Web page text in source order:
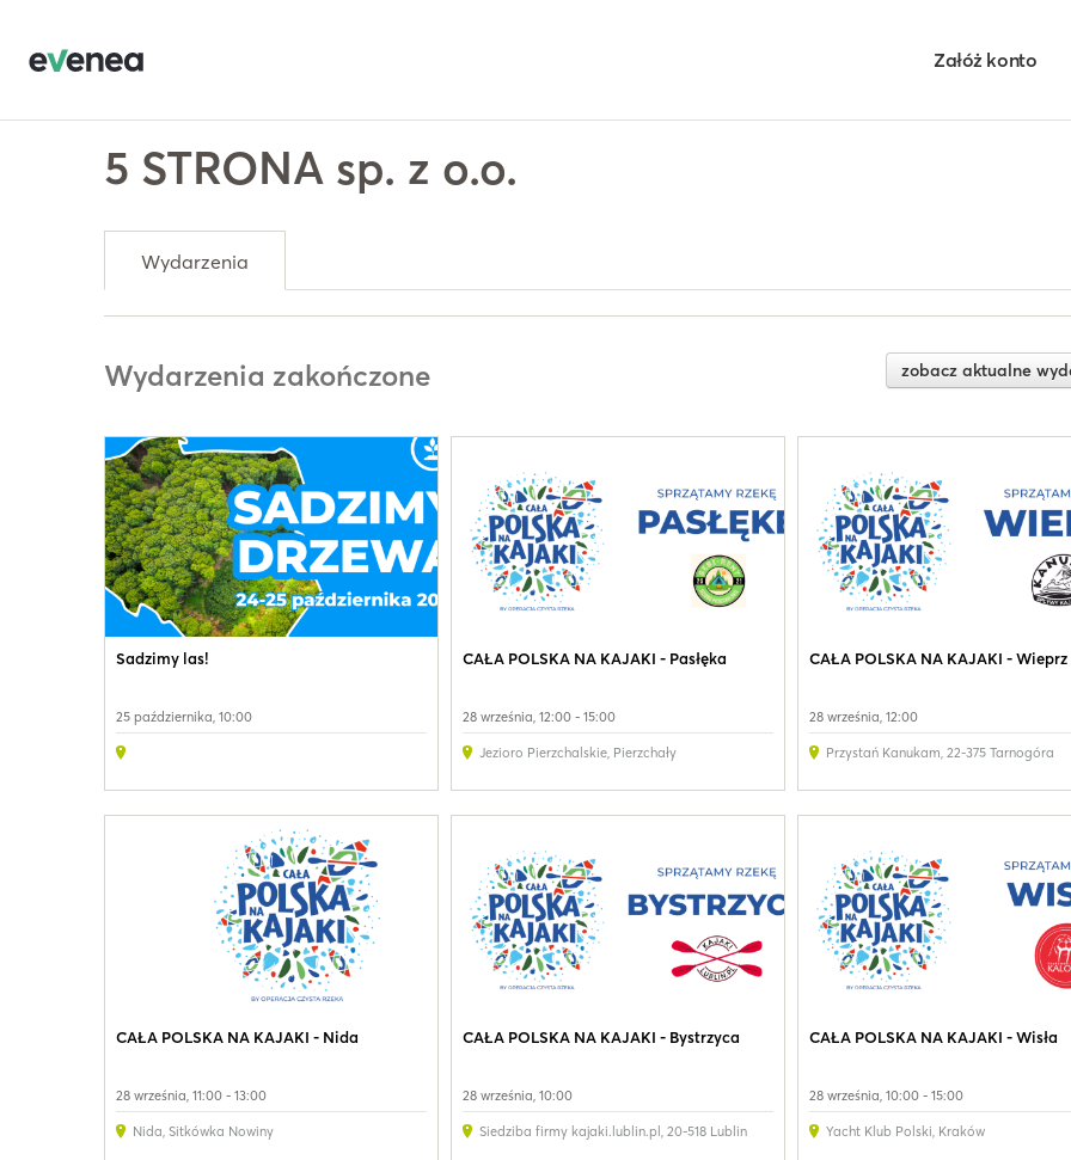
Załóż konto
5 STRONA sp. z o.o.
Wydarzenia
Wydarzenia zakończone zobacz aktualne
Sadzimy las!
25 października, 10:00
CAŁA POLSKA NA KAJAKI - Pasłęka
28 września, 12:00 - 15:00
Jezioro Pierzchalskie, Pierzchały
CAŁA POLSKA NA KAJAKI - Wieprz
28 września, 12:00
Przystań Kanukam, 22-375 Tarnogóra
CAŁA POLSKA NA KAJAKI - Nida
28 września, 11:00 - 13:00
Nida, Sitkówka Nowiny
CAŁA POLSKA NA KAJAKI - Bystrzyca
28 września, 10:00
Siedziba firmy kajaki.lublin.pl , 20-518 Lublin
CAŁA POLSKA NA KAJAKI - Wisła
28 września, 10:00 - 15:00
Yacht Klub Polski​, Kraków